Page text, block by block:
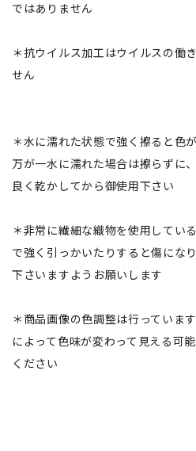
ではありません
＊抗ウイルス加工はウイルスの働
せん
＊水に濡れた状態で強く擦ると色
万が一水に濡れた場合は擦らずに
良く乾かしてから御使用下さい
＊非常に繊細な織物を使用してい
で強く引っかいたりすると傷にな
下さいますようお願いします
＊商品画像の色調整は行っていま
によって色味が変わって見える可
ください